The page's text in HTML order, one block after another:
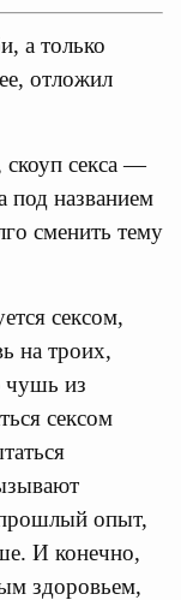
а только
отложил
скоуп секса —
под названием
сменить тему
сексом,
на троих,
из
сексом
прошлый опыт,
И конечно,
здоровьем,